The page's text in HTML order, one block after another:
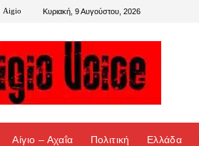
Aigio Κυριακή, 9 Αυγούστου, 2026
Αίγιο – Αχαΐα Πολιτική Ελλάδα